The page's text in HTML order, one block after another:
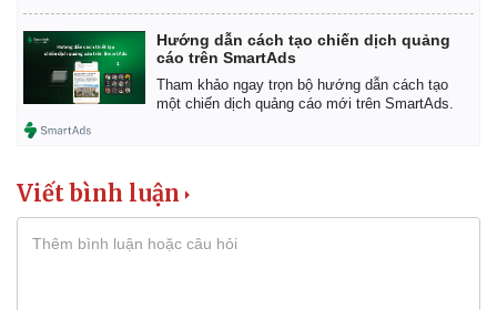
Hướng dẫn cách tạo chiến dịch quảng
cáo trên SmartAds
Tham khảo ngay trọn bộ hướng dẫn cách tạo
một chiến dịch quảng cáo mới trên SmartAds.
Viết bình luận